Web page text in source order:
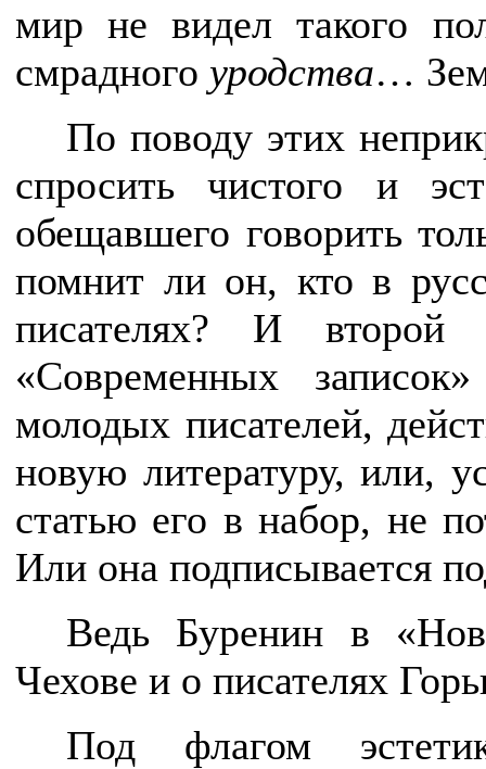
мир не видел такого
смрадного уродства…
По поводу этих
спросить чистого и
обещавшего говорить
помнит ли он, кто в
писателях? И второй
«Современных
молодых писателей,
новую литературу, или,
статью его в набор, не
Или она подписывается
Ведь Буренин в
Чехове и о писателях
Под флагом